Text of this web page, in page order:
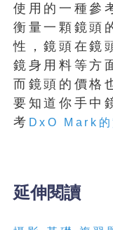
使用的一種參
衡量一顆鏡頭
性，鏡頭在鏡
鏡身用料等方
而鏡頭的價格
要知道你手中
考 DxO Mark的
延伸閱讀